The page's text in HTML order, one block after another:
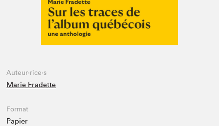
Auteur·rice·s
Marie Fradette
Format
Papier